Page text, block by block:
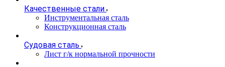
Качественные стали
Инструментальная сталь
Конструкционная сталь
Судовая сталь
Лист г/к нормальной прочности